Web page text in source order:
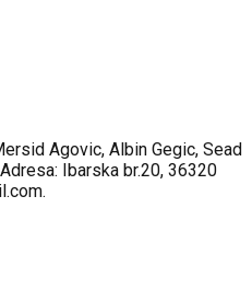
Agovic, Albin Gegic, Sead
Ibarska br.20, 36320
.